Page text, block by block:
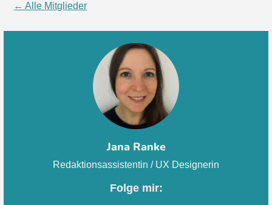
← Alle Mitglieder
Jana Ranke
Redaktionsassistentin / UX Designerin
Folge mir: